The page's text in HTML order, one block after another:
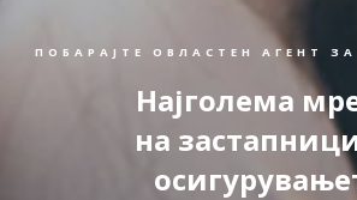
ПОБАРАЈТЕ ОВЛАСТЕН АГЕНТ
Најголема
на